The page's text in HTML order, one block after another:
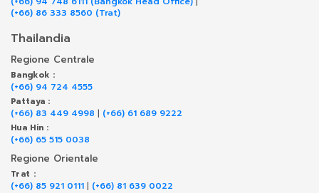
(+66) 86 333 8560 (Trat)
Thailandia
Regione Centrale
Bangkok :
(+66) 94 724 4555
Pattaya :
(+66) 83 449 4998 | (+66) 61 689 9222
Hua Hin :
(+66) 65 515 0038
Regione Orientale
Trat :
(+66) 85 921 0111 | (+66) 81 639 0022